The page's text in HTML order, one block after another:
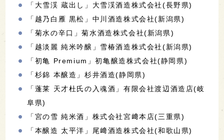
「大雪渓 蔵出し」大雪渓酒造株式会社(長野県)
「越乃白雁 黒松」中川酒造株式会社(新潟県)
「菊水の辛口」菊水酒造株式会社(新潟県)
「越淡麗 純米吟醸」雪椿酒造株式会社(新潟県)
「初亀 Premium」初亀醸造株式会社(静岡県)
「杉錦 本醸造」杉井酒造(静岡県)
「蓬莱 天才杜氏の入魂酒」有限会社渡辺酒造店(岐
阜県)
「宮の雪 純米酒」株式会社宮﨑本店(三重県)
「本醸造 太平洋」尾﨑酒造株式会社(和歌山県)